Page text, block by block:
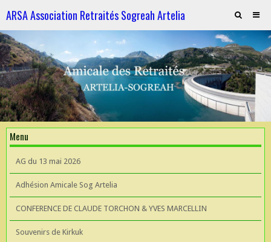
ARSA Association Retraités Sogreah Artelia
Invitation au repas le 21 novembre 2025
ARTELIA et l'Hydroélectricité
ARTELIA et l'Hydroélectricité
Souvenirs de KIrkuk
CONFERENCE DE CLAUDE TORCHON & YVES MARCELLIN A L'UIAD
AG 2026 du 13 mai
Menu
AG du 13 mai 2026
Adhésion Amicale Sog Artelia
CONFERENCE DE CLAUDE TORCHON & YVES MARCELLIN
Souvenirs de Kirkuk